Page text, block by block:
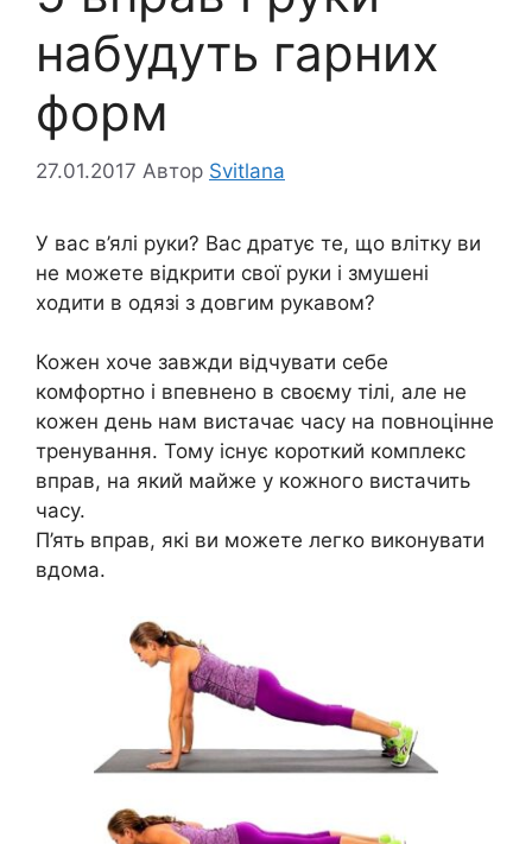
набудуть гарних
форм
27.01.2017 Автор Svitlana
У вас в’ялі руки? Вас дратує те, що влітку ви
не можете відкрити свої руки і змушені
ходити в одязі з довгим рукавом?
Кожен хоче завжди відчувати себе
комфортно і впевнено в своєму тілі, але не
кожен день нам вистачає часу на повноцінне
тренування. Тому існує короткий комплекс
вправ, на який майже у кожного вистачить
часу.
П’ять вправ, які ви можете легко виконувати
вдома.